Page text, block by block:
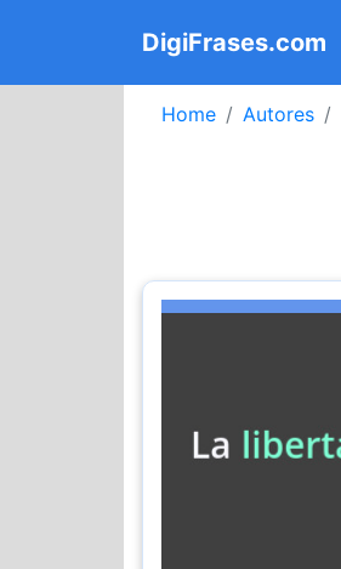
DigiFrases.com
Home Autores